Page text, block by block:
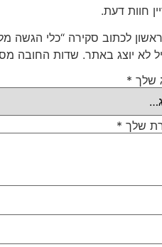
חוות דעת.
לכתוב סקירה “כלי הגשה
לא יוצג באתר. שדות החובה
שלך *
שלך *